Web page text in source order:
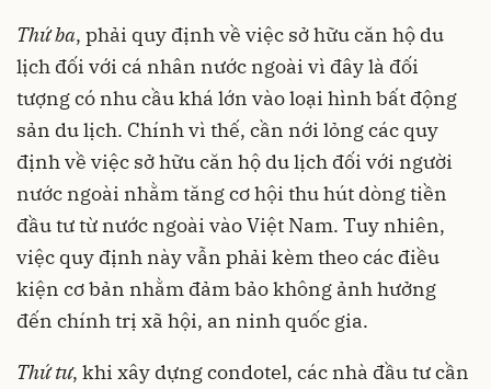
Thứ ba, phải quy định về việc sở hữu căn hộ du
lịch đối với cá nhân nước ngoài vì đây là đối
tượng có nhu cầu khá lớn vào loại hình bất động
sản du lịch. Chính vì thế, cần nới lỏng các quy
định về việc sở hữu căn hộ du lịch đối với người
nước ngoài nhằm tăng cơ hội thu hút dòng tiền
đầu tư từ nước ngoài vào Việt Nam. Tuy nhiên,
việc quy định này vẫn phải kèm theo các điều
kiện cơ bản nhằm đảm bảo không ảnh hưởng
đến chính trị xã hội, an ninh quốc gia.
Thứ tư, khi xây dựng condotel, các nhà đầu tư cần